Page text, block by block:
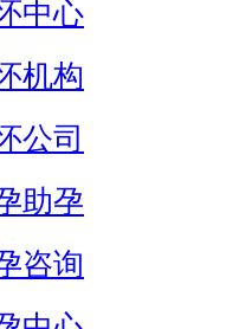
中心
机构
公司
助孕
咨询